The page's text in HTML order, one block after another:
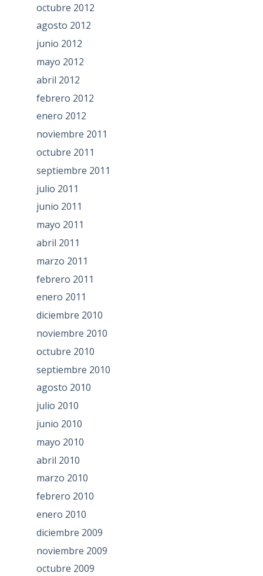
octubre 2012
agosto 2012
junio 2012
mayo 2012
abril 2012
febrero 2012
enero 2012
noviembre 2011
octubre 2011
septiembre 2011
julio 2011
junio 2011
mayo 2011
abril 2011
marzo 2011
febrero 2011
enero 2011
diciembre 2010
noviembre 2010
octubre 2010
septiembre 2010
agosto 2010
julio 2010
junio 2010
mayo 2010
abril 2010
marzo 2010
febrero 2010
enero 2010
diciembre 2009
noviembre 2009
octubre 2009